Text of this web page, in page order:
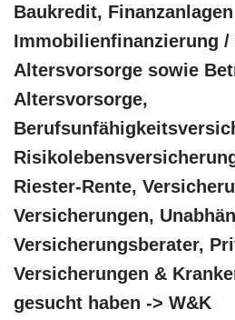
Baukredit,
Immobilienfinanzierung /
Altersvorsorge sowie
Altersvorsorge,
Riester-Rente,
Versicherungen,
Versicherungsberater,
Versicherungen &
gesucht haben -> W&K